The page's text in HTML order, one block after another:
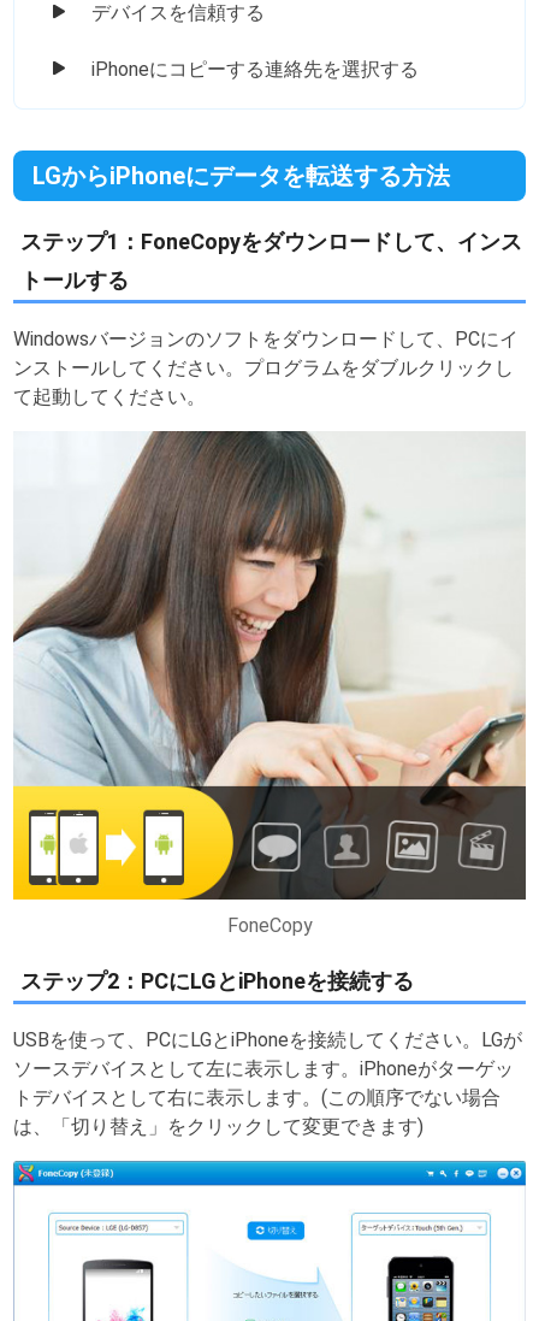
デバイスを信頼する
iPhoneにコピーする連絡先を選択する
LGからiPhoneにデータを転送する方法
ステップ1：FoneCopyをダウンロードして、インス
トールする
Windowsバージョンのソフトをダウンロードして、PCにイ
ンストールしてください。プログラムをダブルクリックし
て起動してください。
FoneCopy
ステップ2：PCにLGとiPhoneを接続する
USBを使って、PCにLGとiPhoneを接続してください。LGが
ソースデバイスとして左に表示します。iPhoneがターゲッ
トデバイスとして右に表示します。(この順序でない場合
は、「切り替え」をクリックして変更できます)